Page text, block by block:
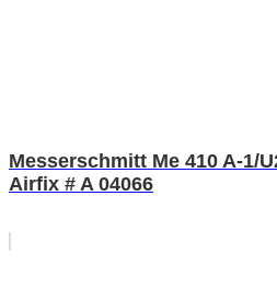
Messerschmitt Me 410 A-1/
Airfix # A 04066